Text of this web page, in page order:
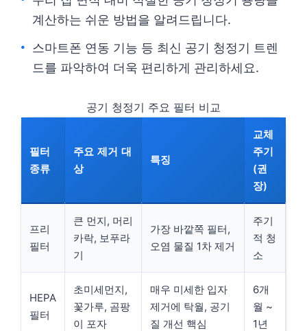
계산하는 쉬운 방법을 알려드립니다.
스마트폰 연동 기능 등 최신 공기 청정기 트렌
드를 파악하여 더욱 편리하게 관리하세요.
공기 청정기 주요 필터 비교
필터
종류
주요 제거 대
상
특징
교체
주기
(권
장)
프리
필터
큰 먼지, 머리
카락, 보푸라
기
가장 바깥쪽 필터,
오염 물질 1차 제거
주기
적 청
소
HEPA
필터
초미세먼지,
꽃가루, 곰팡
이 포자
매우 미세한 입자
제거에 탁월, 공기
질 개선 핵심
6개
월 ~
1년